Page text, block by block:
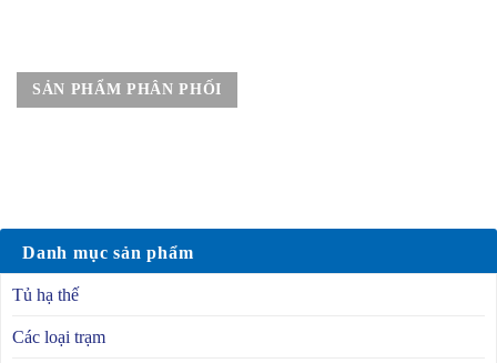
SẢN PHẨM PHÂN PHỐI
Danh mục sản phẩm
Tủ hạ thế
Các loại trạm